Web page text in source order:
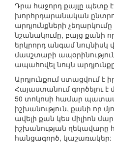
Դրա հաջորդ քայլը պետք է
խորհրդարանական
արդյունքների
նշանակումը, բայց քանի
երկրորդ անգամ
մասշտաբի
ապահովել նույն
Արդյունքում ստացվում է
Հայաստանում գործելու է
50 տոկոսի համար
իշխանություն, քանի որ
ավելի քան կես միլիոն
իշխանության ղեկավարը
հանցագործ, կաշառակեր: